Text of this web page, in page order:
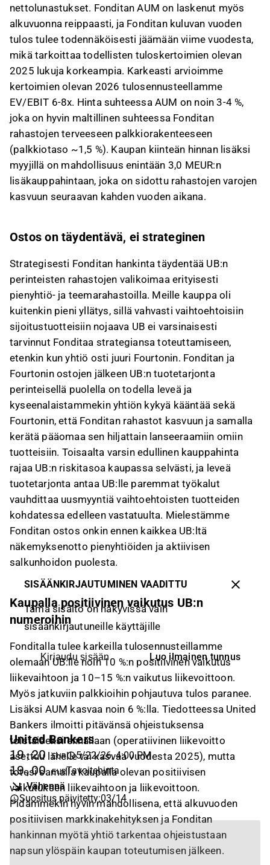
nettolunastukset. Fonditan AUM on laskenut myös
alkuvuonna reippaasti, ja Fonditan kuluvan vuoden
tulos tulee todennäköisesti jäämään viime vuodesta,
mikä tarkoittaa todellisten tuloskertoimien olevan
2025 lukuja korkeampia. Karkeasti arvioimme
kertoimien olevan 2026 tulosennusteellamme
EV/EBIT 6-8x. Hinta suhteessa AUM on noin 3-4 %,
joka on hyvin maltillinen suhteessa Fonditan
rahastojen terveeseen palkkiorakenteeseen
(palkkiotaso ~1,5 %). Kaupan kiinteän hinnan lisäksi
myyjillä on mahdollisuus enintään 3,0 MEUR:n
lisäkauppahintaan, joka on sidottu rahastojen varojen
kasvuun seuraavan kahden vuoden aikana.
Ostos on täydentävä, ei strateginen
Strategisesti Fonditan hankinta täydentää UB:n
perinteisten rahastojen valikoimaa erityisesti
pienyhtiö- ja teemarahastoilla. Meille kauppa oli
kuitenkin pieni yllätys, sillä vahvasti vaihtoehtoisiin
sijoitustuotteisiin nojaava UB ei varsinaisesti
tarvinnut Fonditaa strategiansa toteuttamiseen,
etenkin kun yhtiö osti juuri Fourtonin. Fonditan ja
Fourtonin ostojen jälkeen UB:n tuotetarjonta
perinteisellä puolella on todella leveä ja
kyseenalaistammekin yhtiön kykyä kääntää sekä
Fourtonin, että Fonditan rahastot kasvuun ja samalla
kerätä pääomaa sen hiljattain lanseeraamiin omiin
tuotteisiin. Toisaalta varsin edullinen kauppahinta
rajaa UB:n riskitasoa kaupassa selvästi, ja leveä
tuotetarjonta antaa UB:lle paremmat työkalut
vauhdittaa uusmyyntiä vaihtoehtoisten tuotteiden
kohdatessa edelleen vastatuulta. Mielestämme
Fonditan ostos onkin ennen kaikkea UB:ltä
näkemyksenotto pienyhtiöiden ja aktiivisen
salkunhoidon puolesta.
Kaupalla positiivinen vaikutus UB:n
numeroihin
Fonditalla tulee karkeilla tulosennusteillamme
olemaan UB:lle noin 10 %:n positiivinen vaikutus
liikevaihtoon ja 10–15 %:n vaikutus liikevoittoon.
Myös jatkuviin palkkioihin pohjautuva tulos paranee.
Lisäksi AUM kasvaa noin 6 %:lla. Tiedotteessa United
Bankers ilmoitti pitävänsä ohjeistuksensa
toistaiseksi ennallaan (operatiivinen liikevoitto
asettuu lähelle tai kasvaa vuodesta 2025), mutta
totesi samalla kaupalla olevan positiivisen
vaikutuksen liikevaihtoon ja liikevoittoon.
Pidämmekin hyvin mahdollisena, että alkuvuoden
positiivisen markkinakehityksen ja Fonditan
hankinnan myötä yhtiö tarkentaa ohjeistustaan
napsun ylöspäin kaupan toteutumisen jälkeen.
SISÄÄNKIRJAUTUMINEN VAADITTU
Tämä sisältö on näkyvissä vain
sisäänkirjautuneille käyttäjille
Kirjaudu sisään Luo ilmainen tunnus
United Bankers
19,20 EUR 5/22/26, 4:00 PM
19,00 EURTavoitehinta
Vähennä
Suositus päivitetty:03/14